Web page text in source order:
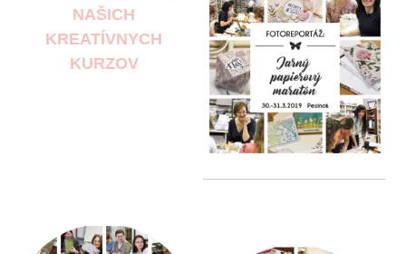
NAŠICH
KREATÍVNYCH
KURZOV